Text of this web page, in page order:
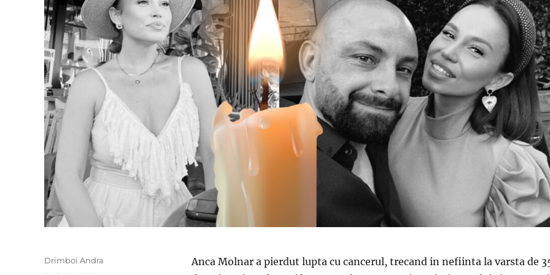
Anca Molnar a pierdut lupta cu cancerul, trecand in nefiinta la varsta de
Author
Drimboi Andra